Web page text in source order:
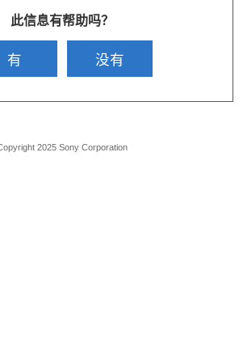
此信息有帮助吗？
有 没有
2025 Sony Corporation